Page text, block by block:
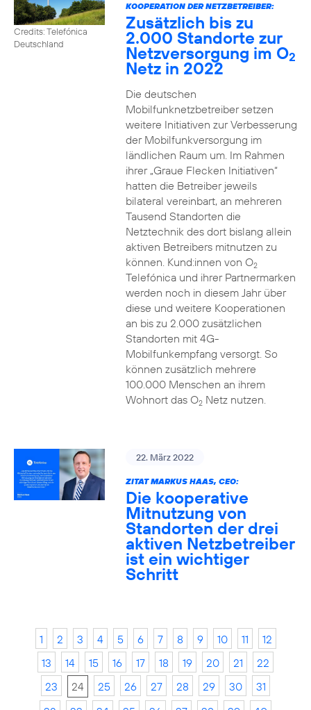
Credits: Telefónica
Deutschland
KOOPERATION DER NETZBETREIBER:
Zusätzlich bis zu
2.000 Standorte zur
Netzversorgung im O2
Netz in 2022
Die deutschen
Mobilfunknetzbetreiber setzen
weitere Initiativen zur Verbesserung
der Mobilfunkversorgung im
ländlichen Raum um. Im Rahmen
ihrer „Graue Flecken Initiativen“
hatten die Betreiber jeweils
bilateral vereinbart, an mehreren
Tausend Standorten die
Netztechnik des dort bislang allein
aktiven Betreibers mitnutzen zu
können. Kund:innen von O2
Telefónica und ihrer Partnermarken
werden noch in diesem Jahr über
diese und weitere Kooperationen
an bis zu 2.000 zusätzlichen
Standorten mit 4G-
Mobilfunkempfang versorgt. So
können zusätzlich mehrere
100.000 Menschen an ihrem
Wohnort das O2Netz nutzen.
22. März 2022
ZITAT MARKUS HAAS, CEO:
Die kooperative
Mitnutzung von
Standorten der drei
aktiven Netzbetreiber
ist ein wichtiger
Schritt
1 2 3 4 5 6 7 8 9 10 11
12
13
14 15 16 17 18 19 20 21
22
23
24 25 26 27 28 29 30
31